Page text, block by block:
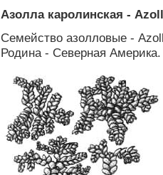
Азолла каролинская -
Семейство азолловые -
Родина - Северная Америка.